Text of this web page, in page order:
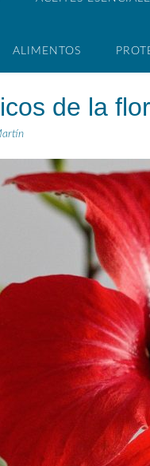
ALIMENTOS
de la